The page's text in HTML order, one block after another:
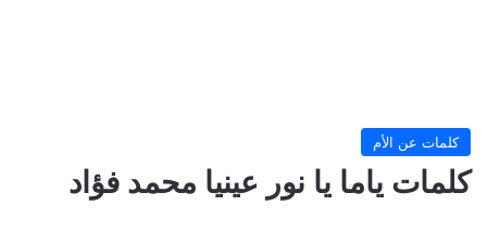
كلمات عن الأم
كلمات ياما يا نور عينيا محمد فؤاد